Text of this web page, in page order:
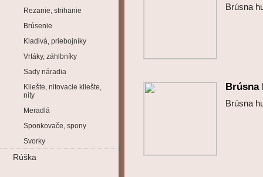
Rezanie, strihanie
Brúsenie
Kladivá, priebojníky
Vrtáky, záhlbníky
Sady náradia
Kliešte, nitovacie kliešte,
nity
Meradlá
Sponkovače, spony
Svorky
Rúška
Brúsna
Brúsna
Brúsna